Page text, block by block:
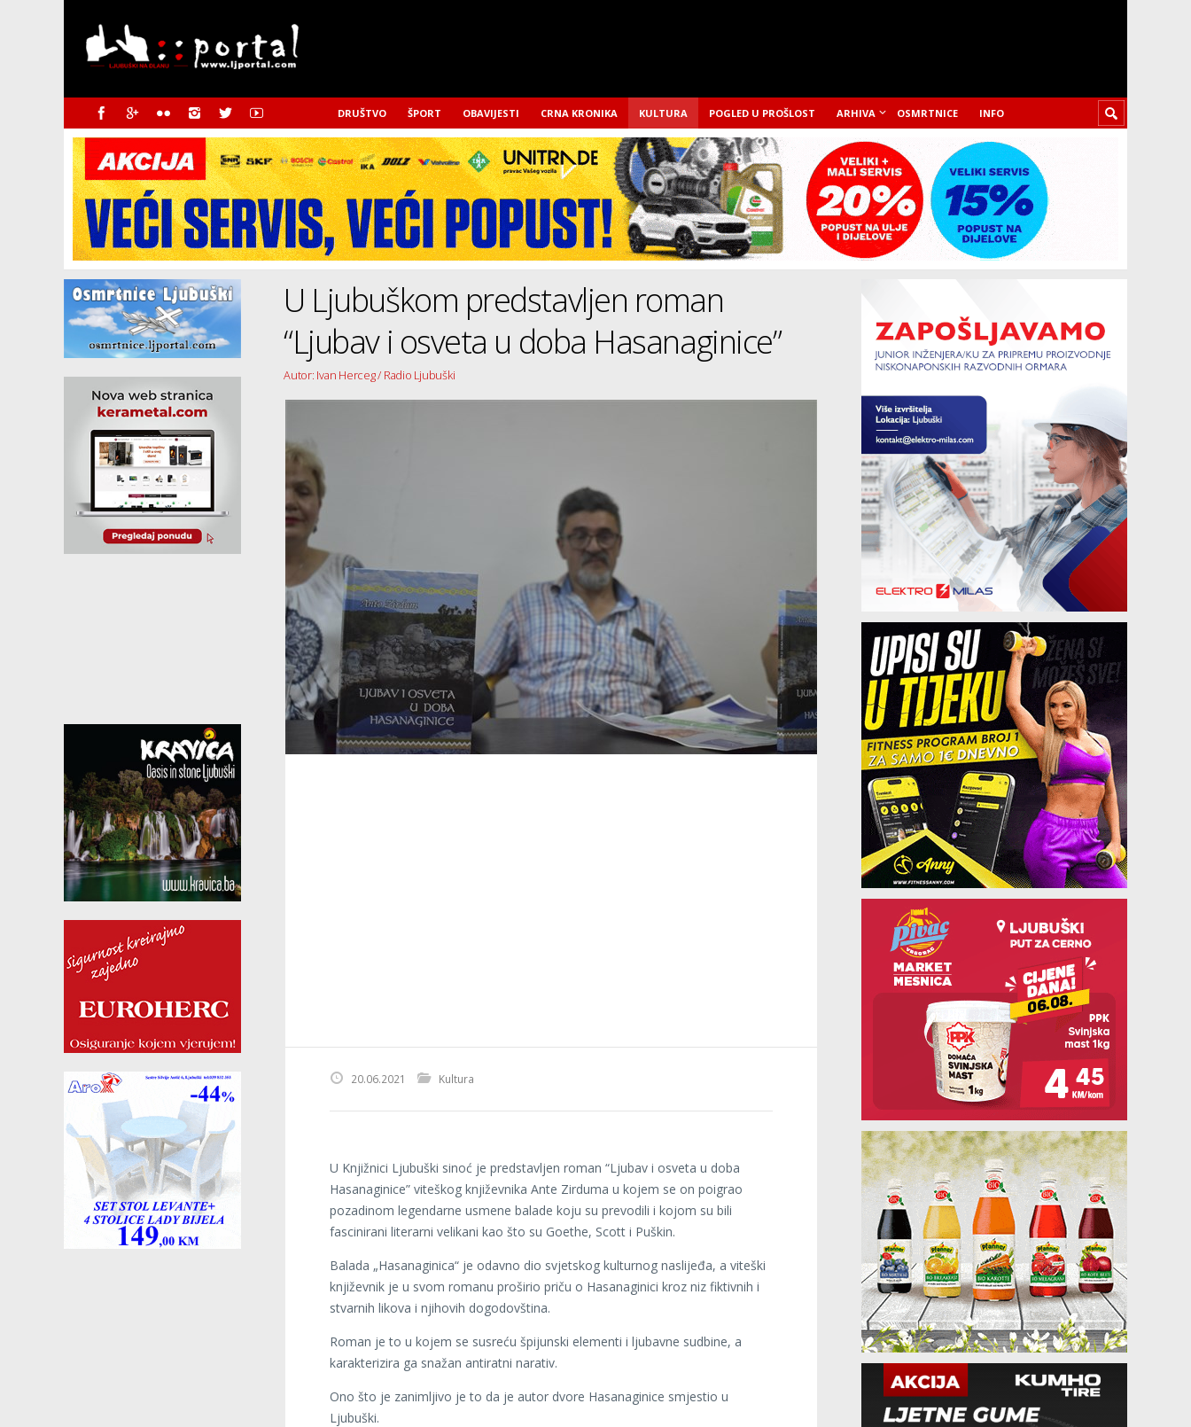
DRUŠTVO ŠPORT OBAVIJESTI CRNA KRONIKA KULTURA POGLED U PROŠLOST ARHIVA OSMRTNICE INFO
U Ljubuškom predstavljen roman
“Ljubav i osveta u doba Hasanaginice”
Autor: Ivan Herceg / Radio Ljubuški
20.06.2021 Kultura
U Knjižnici Ljubuški sinoć je predstavljen roman “Ljubav i osveta u doba
Hasanaginice” viteškog književnika Ante Zirduma u kojem se on poigrao
pozadinom legendarne usmene balade koju su prevodili i kojom su bili
fascinirani literarni velikani kao što su Goethe, Scott i Puškin.
Balada „Hasanaginica“ je odavno dio svjetskog kulturnog naslijeđa, a viteški
književnik je u svom romanu proširio priču o Hasanaginici kroz niz fiktivnih i
stvarnih likova i njihovih dogodovština.
Roman je to u kojem se susreću špijunski elementi i ljubavne sudbine, a
karakterizira ga snažan antiratni narativ.
Ono što je zanimljivo je to da je autor dvore Hasanaginice smjestio u
Ljubuški.